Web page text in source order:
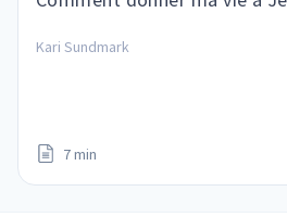
Kari Sundmark
7 min